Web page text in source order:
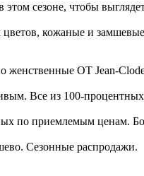
сезоне, чтобы
кожаные и
OT Jean-
Все из 100-
по приемлемым ценам.
Сезонные распродажи.